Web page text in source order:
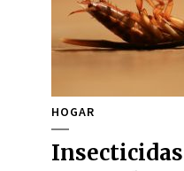
HOGAR